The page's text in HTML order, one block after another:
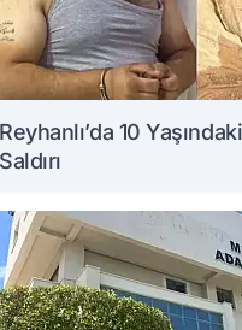
Reyhanlı’da 10
Saldırı